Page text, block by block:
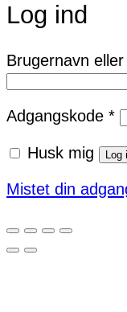
Log ind
Brugernavn
Adgangskode *
Husk mig Log
Mistet din